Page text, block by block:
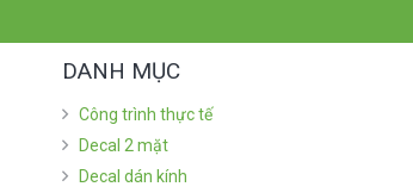
DANH MỤC
Công trình thực tế
Decal 2 mặt
Decal dán kính